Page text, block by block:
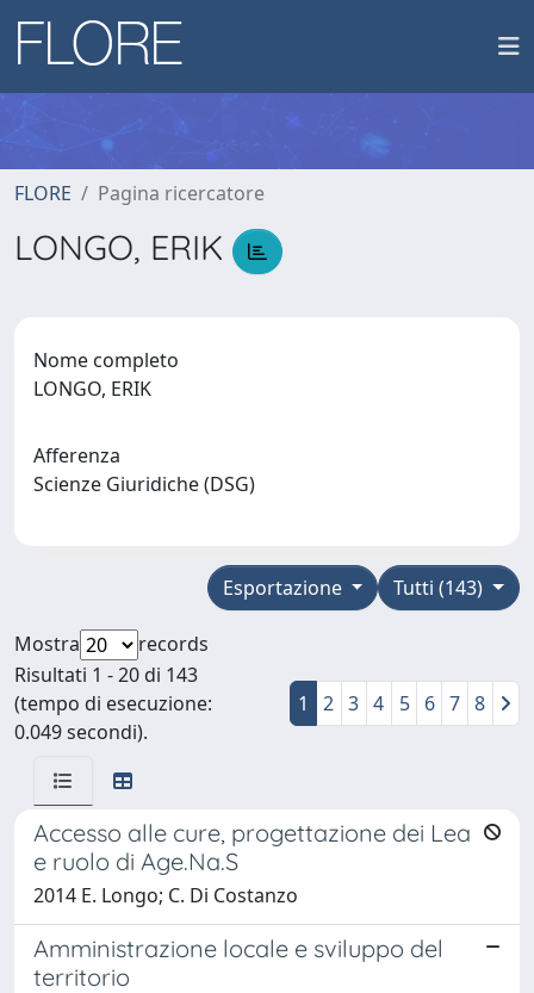
FLORE Pagina ricercatore
LONGO, ERIK
Nome completo
LONGO, ERIK
Afferenza
Scienze Giuridiche (DSG)
Tutti (143)
Esportazione
Mostra
records
Risultati 1 - 20 di 143
(tempo di esecuzione:
0.049 secondi).
1 2 3 4 5 6 7 8
Accesso alle cure, progettazione dei Lea
e ruolo di Age.Na.S
2014 E. Longo; C. Di Costanzo
Amministrazione locale e sviluppo del
territorio